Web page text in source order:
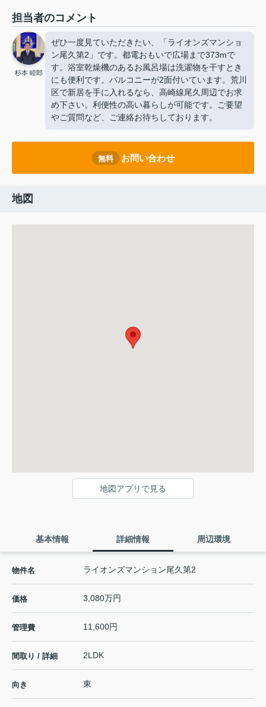
担当者のコメント
杉本 睦郎
ぜひ一度見ていただきたい、「ライオンズマンショ
ン尾久第2」です。都電おもいで広場まで373mで
す。浴室乾燥機のあるお風呂場は洗濯物を干すとき
にも便利です。バルコニーが2面付いています。荒川
区で新居を手に入れるなら、高崎線尾久周辺でお求
め下さい。利便性の高い暮らしが可能です。ご要望
やご質問など、ご連絡お待ちしております。
無料 お問い合わせ
地図
地図アプリで見る
基本情報 詳細情報 周辺環境
物件名 ライオンズマンション尾久第2
価格 3,080万円
管理費 11,600円
間取り / 詳細 2LDK
向き 東